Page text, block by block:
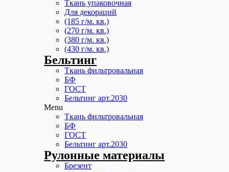
Ткань упаковочная
Для декораций
(185 г/м. кв.)
(270 г/м. кв.)
(380 г/м. кв.)
(430 г/м. кв.)
Бельтинг
Ткань фильтровальная
БФ
ГОСТ
Бельтинг арт.2030
Menu
Ткань фильтровальная
БФ
ГОСТ
Бельтинг арт.2030
Рулонные материалы
Брезент